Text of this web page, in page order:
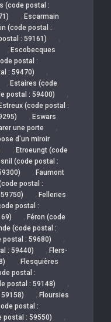
(code postal :
, Escarmain
(code postal :
: 59161) ,
, Escobecques
postal :
: 59470) ,
, Estaires (code
postal : 59400) ,
(code postal :
, Eswars
une porte ,
d'un miroir
, Etroeungt (code
(code postal :
, Faumont
postal :
, Felleries
postal :
, Féron (code
(code postal :
postal : 59680) ,
: 59440) , Flers-
, Flesquières
postal :
postal : 59148) ,
, Floursies
postal :
postal : 59550) ,